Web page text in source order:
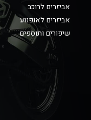
אביזרים לרוכב
אביזרים לאופנוע
שיפורים ותוספים